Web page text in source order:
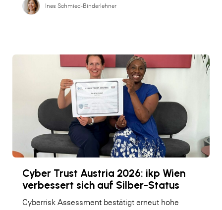
Ines Schmied-Binderlehner
Cyber Trust Austria 2026: ikp Wien
verbessert sich auf Silber-Status
Cyberrisk Assessment bestätigt erneut hohe